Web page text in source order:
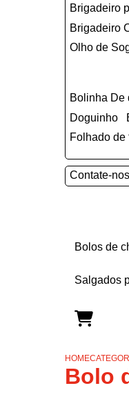
Brigadeiro
Brigadeiro
Olho de
Bolinha
Doguinho
Folhado
Contate-
bolos de
salgados
HOME
Bolo